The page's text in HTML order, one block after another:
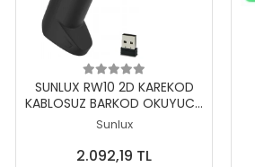
Sepete Ekle
SUNLUX RW10 2D KAREKOD
KABLOSUZ BARKOD OKUYUCU
+ WIFI USB DONGLE
Sunlux
2.092,19 TL